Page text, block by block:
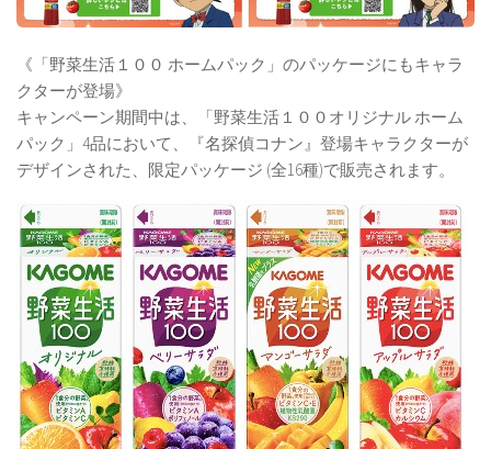
《「野菜生活１００ ホームパック」のパッケージにもキャラ
クターが登場》
キャンペーン期間中は、「野菜生活１００オリジナル ホーム
パック」4品において、『名探偵コナン』登場キャラクターが
デザインされた、限定パッケージ (全16種)で販売されます。